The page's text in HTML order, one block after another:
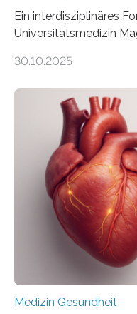
Ein interdisziplinäres
Universitätsmedizin
behandelt werden
Oncology, zeigen die
aus Gewebe von
sogenannte
vorab zu prüfen,
wirken. Dabei wurde
als Biomarker für die
dienen könnte.
häufigsten Krebsarten
30.10.2025
Medizin Gesundheit